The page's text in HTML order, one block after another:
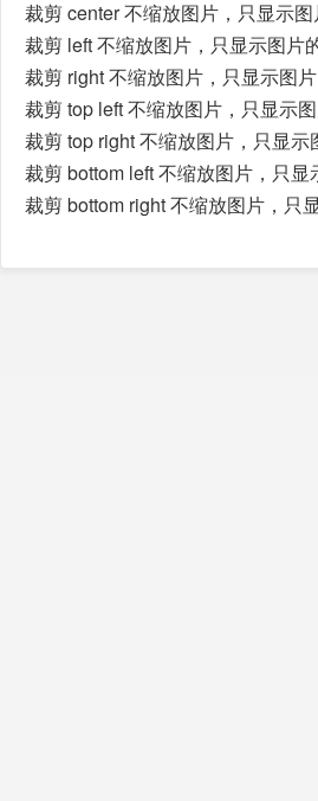
裁剪 center 不缩放图片，只显示
裁剪 left 不缩放图片，只显示图片
裁剪 right 不缩放图片，只显示图
裁剪 top left 不缩放图片，只显示
裁剪 top right 不缩放图片，只显
裁剪 bottom left 不缩放图片，只
裁剪 bottom right 不缩放图片，只